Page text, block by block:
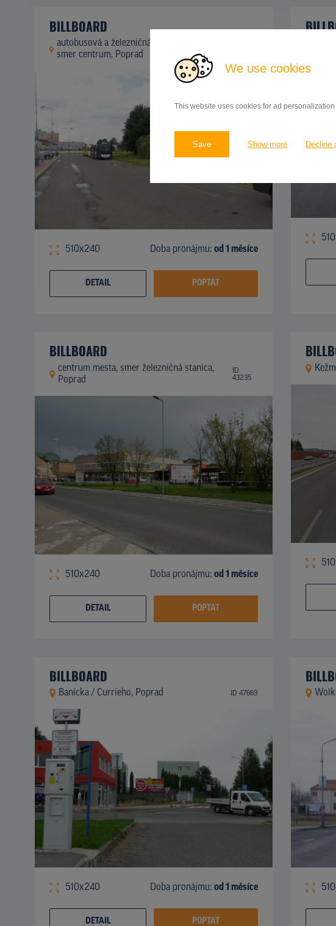
We use cookies
This website uses cookies for ad
Save Show more Decline
BILLBOARD
autobusová a železničná stanica - parkovisko,
smer centrum, Poprad
510x240 Doba pronájmu: od 1 měsíce
DETAIL POPTAT
BILLBOARD
centrum mesta, smer železničná stanica,
Poprad
ID
43235
510x240 Doba pronájmu: od 1 měsíce
DETAIL POPTAT
BILLBOARD
Banícka / Currieho, Poprad ID 47669
510x240 Doba pronájmu: od 1 měsíce
DETAIL POPTAT